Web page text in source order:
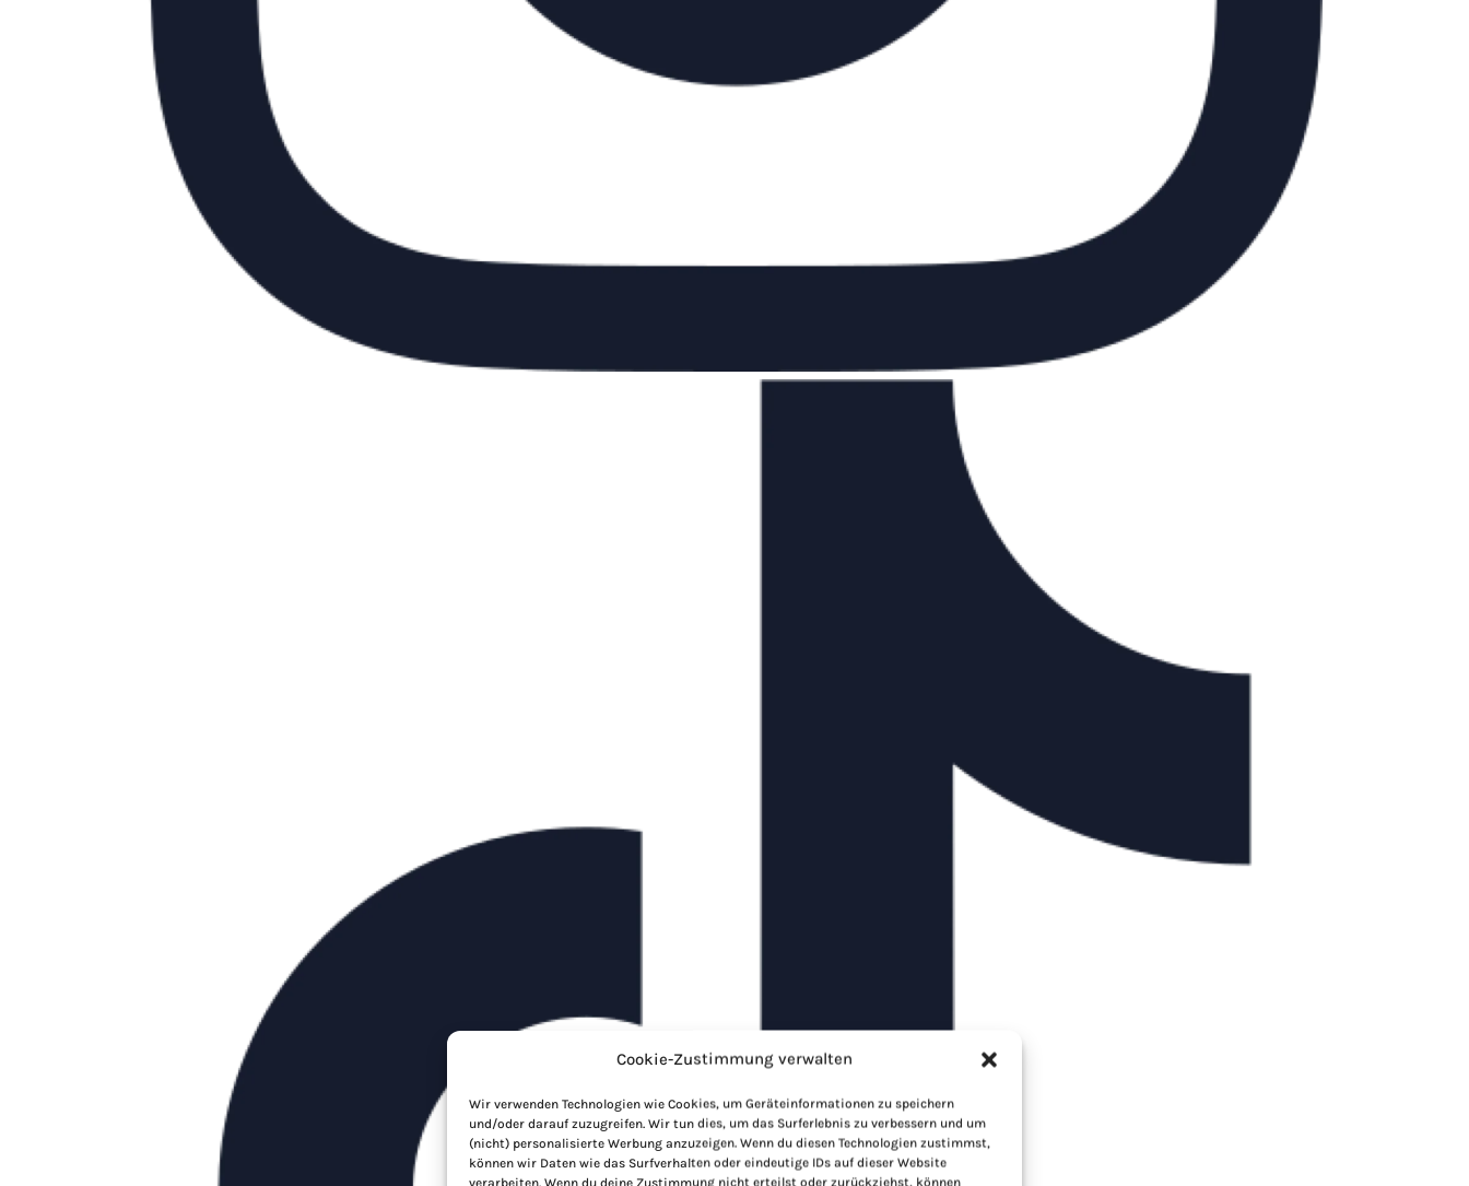
Cookie-Zustimmung verwalten
Wir verwenden Technologien wie Cookies, um Geräteinformationen zu speichern
und/oder darauf zuzugreifen. Wir tun dies, um das Surferlebnis zu verbessern und um
(nicht) personalisierte Werbung anzuzeigen. Wenn du diesen Technologien zustimmst,
können wir Daten wie das Surfverhalten oder eindeutige IDs auf dieser Website
verarbeiten. Wenn du deine Zustimmung nicht erteilst oder zurückziehst, können